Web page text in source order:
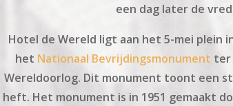
een dag later de
Hotel de Wereld ligt aan het 5-mei plein
het Nationaal Bevrijdingsmonument ter
Wereldoorlog. Dit monument toont een
heft. Het monument is in 1951 gemaakt